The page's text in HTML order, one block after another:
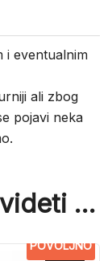
i eventualnim
ali zbog
pojavi neka
…
POVOLJNO